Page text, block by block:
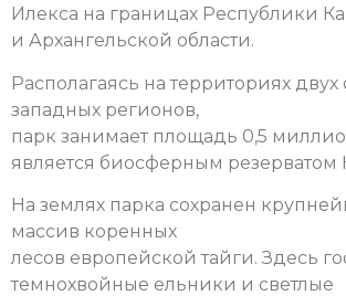
Илекса на границах Республики
и Архангельской области.
Располагаясь на территориях двух
западных регионов,
парк занимает площадь 0,5
является биосферным
На землях парка сохранен
массив коренных
лесов европейской тайги. Здесь
темнохвойные ельники и светлые